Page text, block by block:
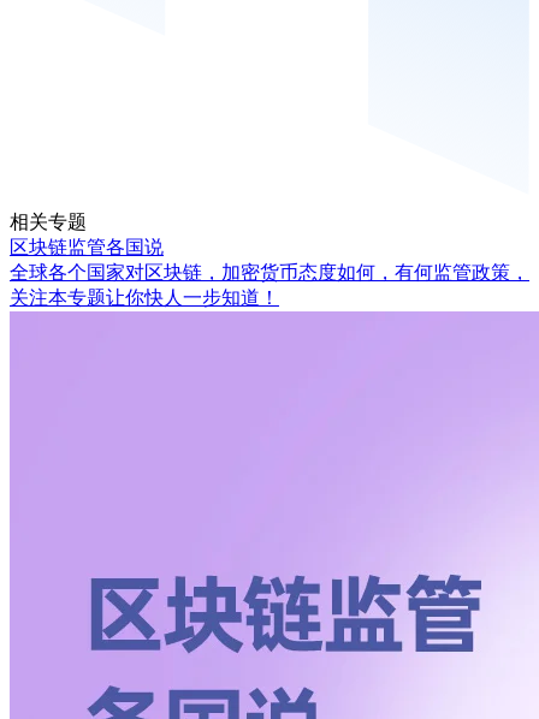
相关专题
区块链监管各国说
全球各个国家对区块链，加密货币态度如何，有何监管政策，
关注本专题让你快人一步知道！